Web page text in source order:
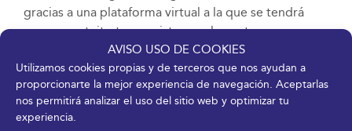
AVISO USO DE COOKIES
Utilizamos cookies propias y de terceros que nos ayudan a
proporcionarte la mejor experiencia de navegación. Aceptarlas
nos permitirá analizar el uso del sitio web y optimizar tu
experiencia.
gracias a una plataforma virtual a la que se tendrá
acceso gratuito tras registrarse al evento y que
permite conectar con otros profesionales que
quieran hablar sobre los mismos intereses y
temáticas.